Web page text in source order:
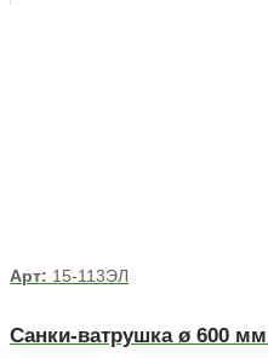
Арт: 15-113ЭЛ
Санки-ватрушка ø 600